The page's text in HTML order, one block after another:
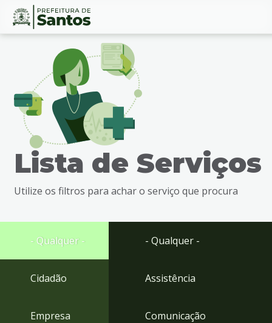
Ir
busca
Ir
rodapé
Conteúdo
Lista de Serviços
Utilize os filtros para achar o serviço que procura
- Qualquer -
Cidadão
Empresa
- Qualquer -
Assistência
Comunicação